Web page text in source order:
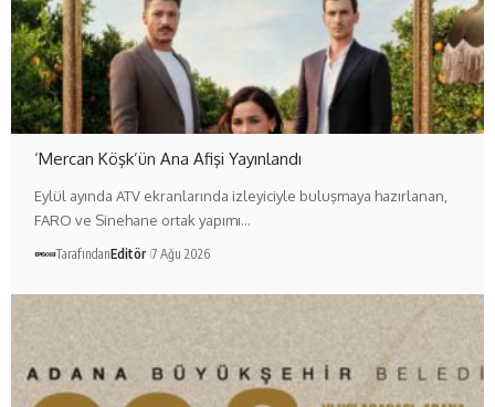
‘Mercan Köşk’ün Ana Afişi Yayınlandı
Eylül ayında ATV ekranlarında izleyiciyle buluşmaya hazırlanan,
FARO ve Sinehane ortak yapımı…
TarafındanEditör 7 Ağu 2026